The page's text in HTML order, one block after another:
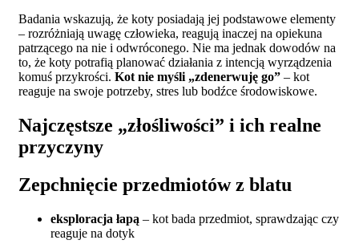
Badania wskazują, że koty posiadają jej podstawowe elementy
– rozróżniają uwagę człowieka, reagują inaczej na opiekuna
patrzącego na nie i odwróconego. Nie ma jednak dowodów na
to, że koty potrafią planować działania z intencją wyrządzenia
komuś przykrości. Kot nie myśli „zdenerwuję go” – kot
reaguje na swoje potrzeby, stres lub bodźce środowiskowe.
Najczęstsze „złośliwości” i ich realne
przyczyny
Zepchnięcie przedmiotów z blatu
eksploracja łapą – kot bada przedmiot, sprawdzając czy
reaguje na dotyk